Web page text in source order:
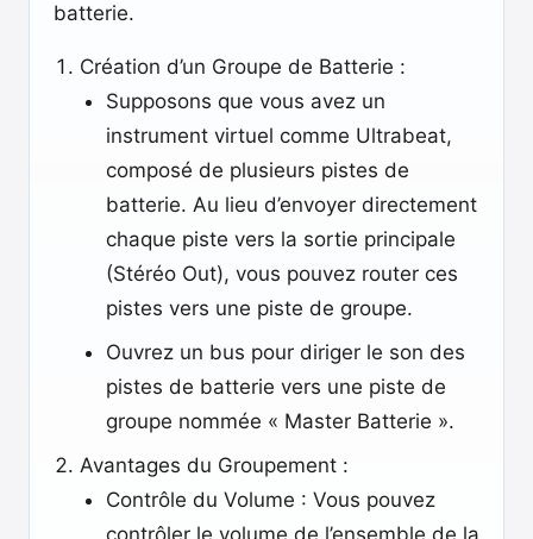
batterie.
Création d’un Groupe de Batterie :
Supposons que vous avez un
instrument virtuel comme Ultrabeat,
composé de plusieurs pistes de
batterie. Au lieu d’envoyer directement
chaque piste vers la sortie principale
(Stéréo Out), vous pouvez router ces
pistes vers une piste de groupe.
Ouvrez un bus pour diriger le son des
pistes de batterie vers une piste de
groupe nommée « Master Batterie ».
Avantages du Groupement :
Contrôle du Volume : Vous pouvez
contrôler le volume de l’ensemble de la